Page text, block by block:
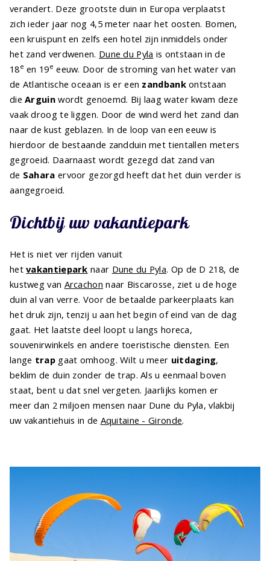
verandert. Deze grootste duin in Europa verplaatst
zich ieder jaar nog 4,5 meter naar het oosten. Bomen,
een kruispunt en zelfs een hotel zijn inmiddels onder
het zand verdwenen. Dune du Pyla is ontstaan in de
18e en 19e eeuw. Door de stroming van het water van
de Atlantische oceaan is er een zandbankontstaan
dieArguinwordt genoemd. Bij laag water kwam deze
vaak droog te liggen. Door de wind werd het zand dan
naar de kust geblazen. In de loop van een eeuw is
hierdoor de bestaande zandduin met tientallen meters
gegroeid. Daarnaast wordt gezegd dat zand van
de Sahara ervoor gezorgd heeft dat het duin verder is
aangegroeid.
Dichtbij uw vakantiepark
Het is niet ver rijden vanuit
hetvakantiepark naar Dune du Pyla. Op de D 218, de
kustweg van Arcachon naar Biscarosse, ziet u de hoge
duin al van verre. Voor de betaalde parkeerplaats kan
het druk zijn, tenzij u aan het begin of eind van de dag
gaat. Het laatste deel loopt u langs horeca,
souvenirwinkels en andere toeristische diensten. Een
lange trapgaat omhoog. Wilt u meer uitdaging,
beklim de duin zonder de trap. Als u eenmaal boven
staat, bent u dat snel vergeten. Jaarlijks komen er
meer dan 2 miljoen mensen naar Dune du Pyla, vlakbij
uw vakantiehuis in de Aquitaine - Gironde.